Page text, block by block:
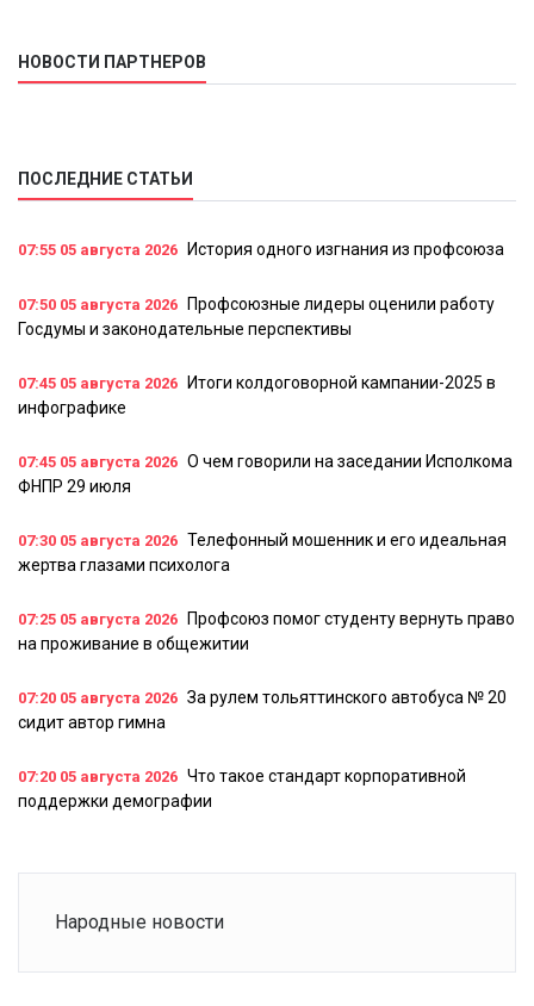
НОВОСТИ ПАРТНЕРОВ
ПОСЛЕДНИЕ СТАТЬИ
07:55 05 августа 2026 История одного изгнания из профсоюза
07:50 05 августа 2026
Профсоюзные лидеры оценили работу
Госдумы и законодательные перспективы
07:45 05 августа 2026
Итоги колдоговорной кампании-2025 в
инфографике
07:45 05 августа 2026 О чем говорили на заседании Исполкома
ФНПР 29 июля
07:30 05 августа 2026 Телефонный мошенник и его идеальная
жертва глазами психолога
07:25 05 августа 2026
Профсоюз помог студенту вернуть право
на проживание в общежитии
07:20 05 августа 2026 За рулем тольяттинского автобуса № 20
сидит автор гимна
07:20 05 августа 2026 Что такое стандарт корпоративной
поддержки демографии
Народные новости